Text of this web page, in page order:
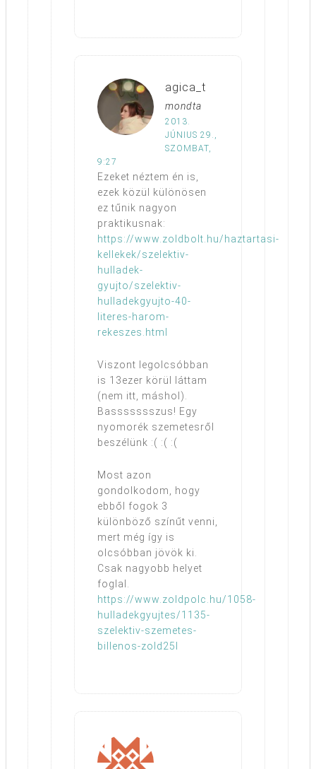
agica_t
mondta
2013.
JÚNIUS 29.,
SZOMBAT,
9:27
Ezeket néztem én is,
ezek közül különösen
ez tűnik nagyon
praktikusnak:
https://www.zoldbolt.hu/haztartasi-
kellekek/szelektiv-
hulladek-
gyujto/szelektiv-
hulladekgyujto-40-
literes-harom-
rekeszes.html
Viszont legolcsóbban
is 13ezer körül láttam
(nem itt, máshol).
Bassssssszus! Egy
nyomorék szemetesről
beszélünk :( :( :(
Most azon
gondolkodom, hogy
ebből fogok 3
különböző színűt venni,
mert még így is
olcsóbban jövök ki.
Csak nagyobb helyet
foglal.
https://www.zoldpolc.hu/1058-
hulladekgyujtes/1135-
szelektiv-szemetes-
billenos-zold25l